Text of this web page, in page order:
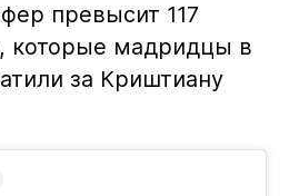
превысит 117
которые мадридцы в
за Криштиану